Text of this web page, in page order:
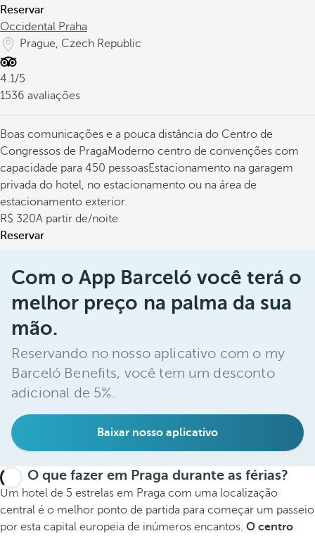
Reservar
Occidental Praha
Prague, Czech Republic
4.1/5
1536 avaliações
Boas comunicações e a pouca distância do Centro de
Congressos de PragaModerno centro de convenções com
capacidade para 450 pessoasEstacionamento na garagem
privada do hotel, no estacionamento ou na área de
estacionamento exterior.
A partir de
320
/noite
Reservar
Com o App Barceló você terá o
melhor preço na palma da sua
mão.
Reservando no nosso aplicativo com o my
Barceló Benefits, você tem um desconto
adicional de 5%.
Baixar nosso aplicativo
O que fazer em Praga durante as férias?
Um hotel de 5 estrelas em Praga com uma localização
central é o melhor ponto de partida para começar um passeio
por esta capital europeia de inúmeros encantos. O centro